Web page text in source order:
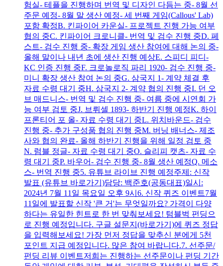
험실- 테플을 진행하며 번역 및 디자인 다듬는 중- 8월 선
주문 예정- 8월 말 생산 예정- 세 번째 게임(Callous' Lab)
포함 확정B. 킨파이어 카운실- 프로젝트 진행 가능 여부
협의 중C. 킨파이어 크로니클- 번역 및 검수 진행 중D. 페
스트- 검수 진행 중- 확장 게임 생산 참여에 대해 논의 중-
올해 말이나 내년 초에 생산 진행 예상E. 스피디 피디-
KC 인증 진행 중F. 크로놀로직 파리 1920- 검수 진행 중-
미니 확장 생산 참여 논의 중G. 삼국지 1- 계약 체결 후
자료 수령 대기 중H. 삼국지 2- 계약 협의 진행 중I. 던 오
브 매드니스- 번역 및 검수 진행 중- 여름 중에 시연회 가
능 여부 검토 중J. 브뤼셀 1893- 하반기 진행 예정K. 하이
프론티어 포 올- 자료 수령 대기 중L. 위치바운드- 검수
진행 중- 추가 구성품 협의 진행 중M. 버닝 배너스- 제조
사와 협의 완료- 올해 하반기 진행을 위해 일정 검토 중
N. 럼블 정글- 자료 수령 대기 중O. 슬리피 캣츠- 자료 수
령 대기 중P. 바우어- 검수 진행 중- 8월 생산 예정Q. 메소
스- 번역 진행 중5. 유튜브 라이브 진행 예정주제: 신작
발표 (유튜브 바로가기)담당: 백준호(공동대표)일시:
2024년 7월 11일 목요일 오후 9시6. 신작 퀴즈 이벤트7월
11일에 발표할 신작 '큰 거'는 무엇일까요? 가격이 다양
하다는 유일한 힌트로 한 번 맞춰보세요! 텀블벅 펀딩으
로 진행 예정입니다. 구글 설문지(바로가기)에 퀴즈 정답
을 입력해보세요! 가장 먼저 정답을 맞추신 분에게 5천
포인트 지급 예정입니다. 많은 참여 바랍니다.7. 선주문/
펀딩 리뷰 이벤트저희는 진행하는 선주문이나 펀딩 기간